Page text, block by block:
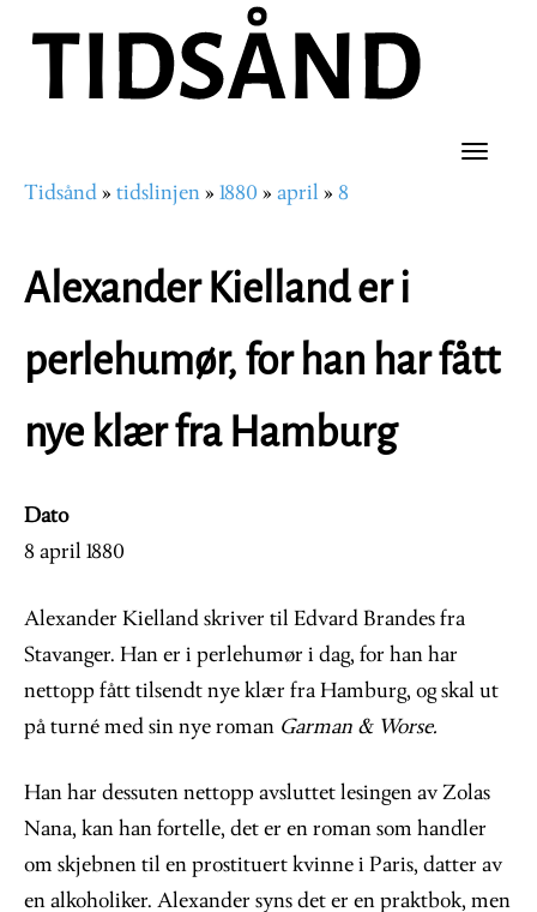
hovedinnhold
Toggle
Navigasjonssti
Tidsånd tidslinjen 1880 april 8
Alexander Kielland er i
perlehumør, for han har fått
nye klær fra Hamburg
Dato
8 april 1880
Alexander Kielland skriver til Edvard Brandes fra
Stavanger. Han er i perlehumør i dag, for han har
nettopp fått tilsendt nye klær fra Hamburg, og skal ut
på turné med sin nye roman Garman & Worse.
Han har dessuten nettopp avsluttet lesingen av Zolas
Nana, kan han fortelle, det er en roman som handler
om skjebnen til en prostituert kvinne i Paris, datter av
en alkoholiker. Alexander syns det er en praktbok, men